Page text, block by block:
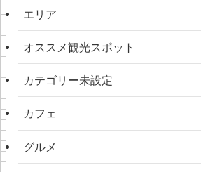
エリア
オススメ観光スポット
カテゴリー未設定
カフェ
グルメ